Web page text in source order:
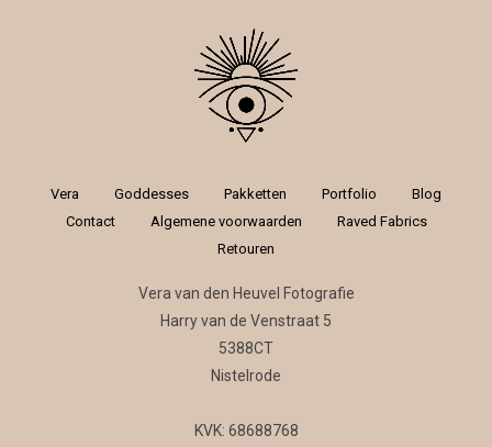
Vera Goddesses Pakketten Portfolio
Blog
Contact
Algemene voorwaarden
Raved Fabrics
Retouren
Vera van den Heuvel Fotografie
Harry van de Venstraat 5
5388CT
Nistelrode
KVK: 68688768